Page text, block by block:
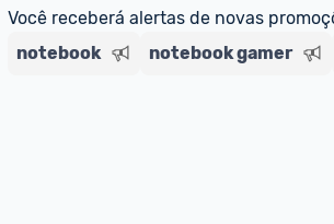
Você receberá alertas de novas
notebook
notebook gamer